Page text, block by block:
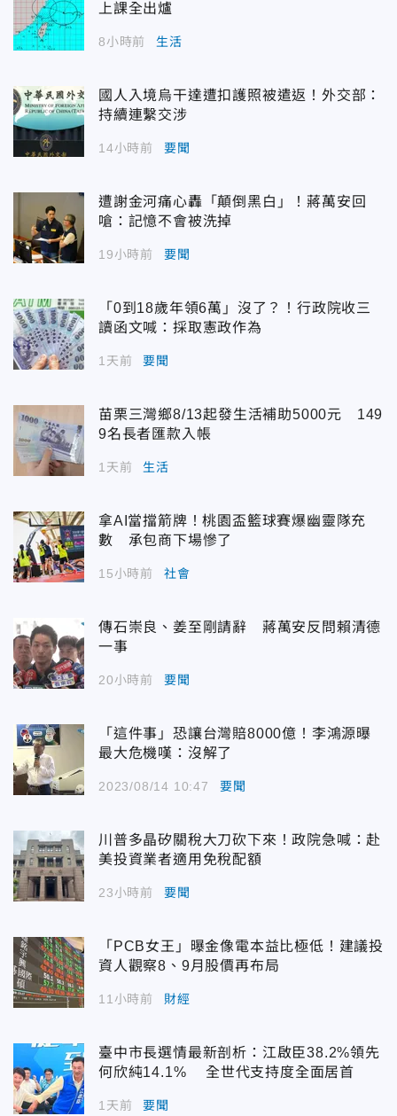
上課全出爐
8小時前 生活
國人入境烏干達遭扣護照被遣返！外交部：
持續連繫交涉
14小時前 要聞
遭謝金河痛心轟「顛倒黑白」！蔣萬安回
嗆：記憶不會被洗掉
19小時前 要聞
「0到18歲年領6萬」沒了？！行政院收三
讀函文喊：採取憲政作為
1天前 要聞
苗栗三灣鄉8/13起發生活補助5000元 149
9名長者匯款入帳
1天前 生活
拿AI當擋箭牌！桃園盃籃球賽爆幽靈隊充
數 承包商下場慘了
15小時前 社會
傳石崇良、姜至剛請辭 蔣萬安反問賴清德
一事
20小時前 要聞
「這件事」恐讓台灣賠8000億！李鴻源曝
最大危機嘆：沒解了
2023/08/14 10:47 要聞
川普多晶矽關稅大刀砍下來！政院急喊：赴
美投資業者適用免稅配額
23小時前 要聞
「PCB女王」曝金像電本益比極低！建議投
資人觀察8、9月股價再布局
11小時前 財經
臺中市長選情最新剖析：江啟臣38.2%領先
何欣純14.1% 全世代支持度全面居首
1天前 要聞